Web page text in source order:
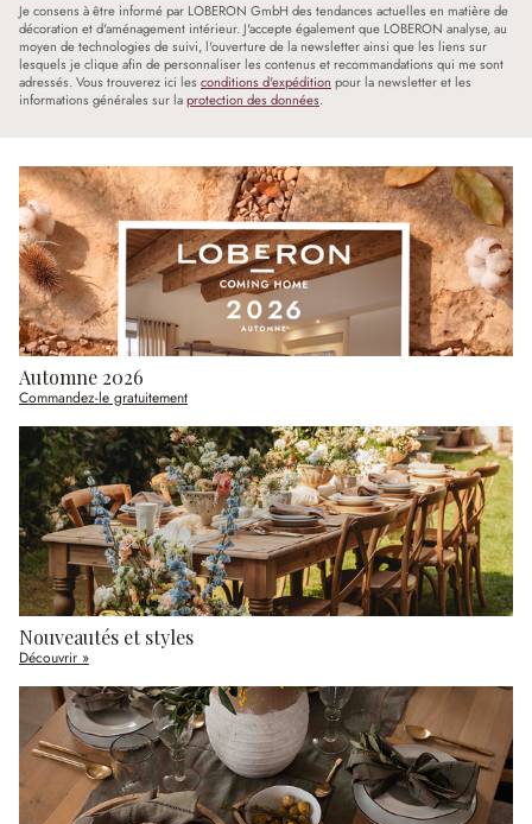
Je consens à être informé par LOBERON GmbH des tendances actuelles en matière de
décoration et d'aménagement intérieur. J'accepte également que LOBERON analyse, au
moyen de technologies de suivi, l'ouverture de la newsletter ainsi que les liens sur
lesquels je clique afin de personnaliser les contenus et recommandations qui me sont
adressés. Vous trouverez ici les conditions d'expédition pour la newsletter et les
informations générales sur laprotection des données.
Automne 2026
Commandez-le gratuitement
Nouveautés et styles
Découvrir »